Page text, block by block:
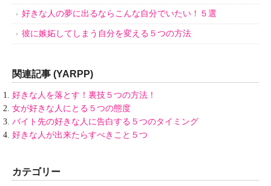
好きな人の夢に出るならこんな自分でいたい！５選
彼に嫉妬してしまう自分を変える５つの方法
関連記事 (YARPP)
好きな人を落とす！裏技５つの方法！
女が好きな人にとる５つの態度
バイト先の好きな人に告白する５つのタイミング
好きな人が出来たらすべきこと５つ
カテゴリー